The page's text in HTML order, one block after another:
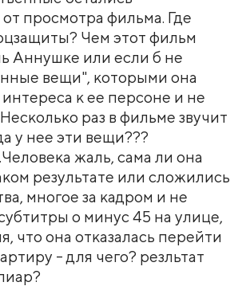
просмотра фильма. Где
Чем этот фильм
Аннушке или если б не
вещи", которыми она
интереса к ее персоне и не
раз в фильме звучит
у нее эти вещи???
жаль, сама ли она
результате или сложились
многое за кадром и не
о минус 45 на улице,
что она отказалась перейти
- для чего? резльтат